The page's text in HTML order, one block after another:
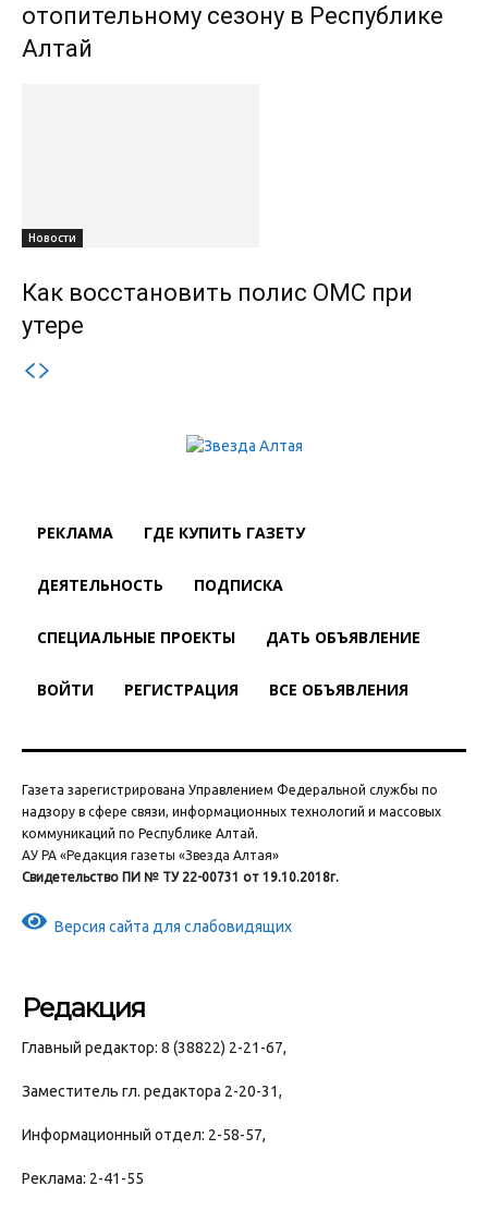
отопительному сезону в Республике
Алтай
Новости
Как восстановить полис ОМС при
утере
РЕКЛАМА ГДЕ КУПИТЬ ГАЗЕТУ
ДЕЯТЕЛЬНОСТЬ ПОДПИСКА
СПЕЦИАЛЬНЫЕ ПРОЕКТЫ ДАТЬ ОБЪЯВЛЕНИЕ
ВОЙТИ РЕГИСТРАЦИЯ ВСЕ ОБЪЯВЛЕНИЯ
Газета зарегистрирована Управлением Федеральной службы по
надзору в сфере связи, информационных технологий и массовых
коммуникаций по Республике Алтай.
АУ РА «Редакция газеты «Звезда Алтая»
Свидетельство ПИ № ТУ 22-00731 от 19.10.2018г.
Версия сайта для слабовидящих
Редакция
Главный редактор: 8 (38822) 2-21-67,
Заместитель гл. редактора 2-20-31,
Информационный отдел: 2-58-57,
Реклама: 2-41-55